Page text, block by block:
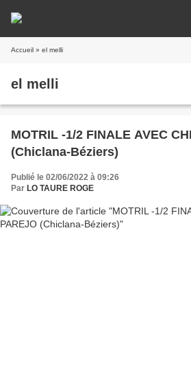
Accueil » el melli
el melli
MOTRIL -1/2 FINALE AVEC
(Chiclana-Béziers)
Publié le 02/06/2022 à 09:26
Par LO TAURE ROGE